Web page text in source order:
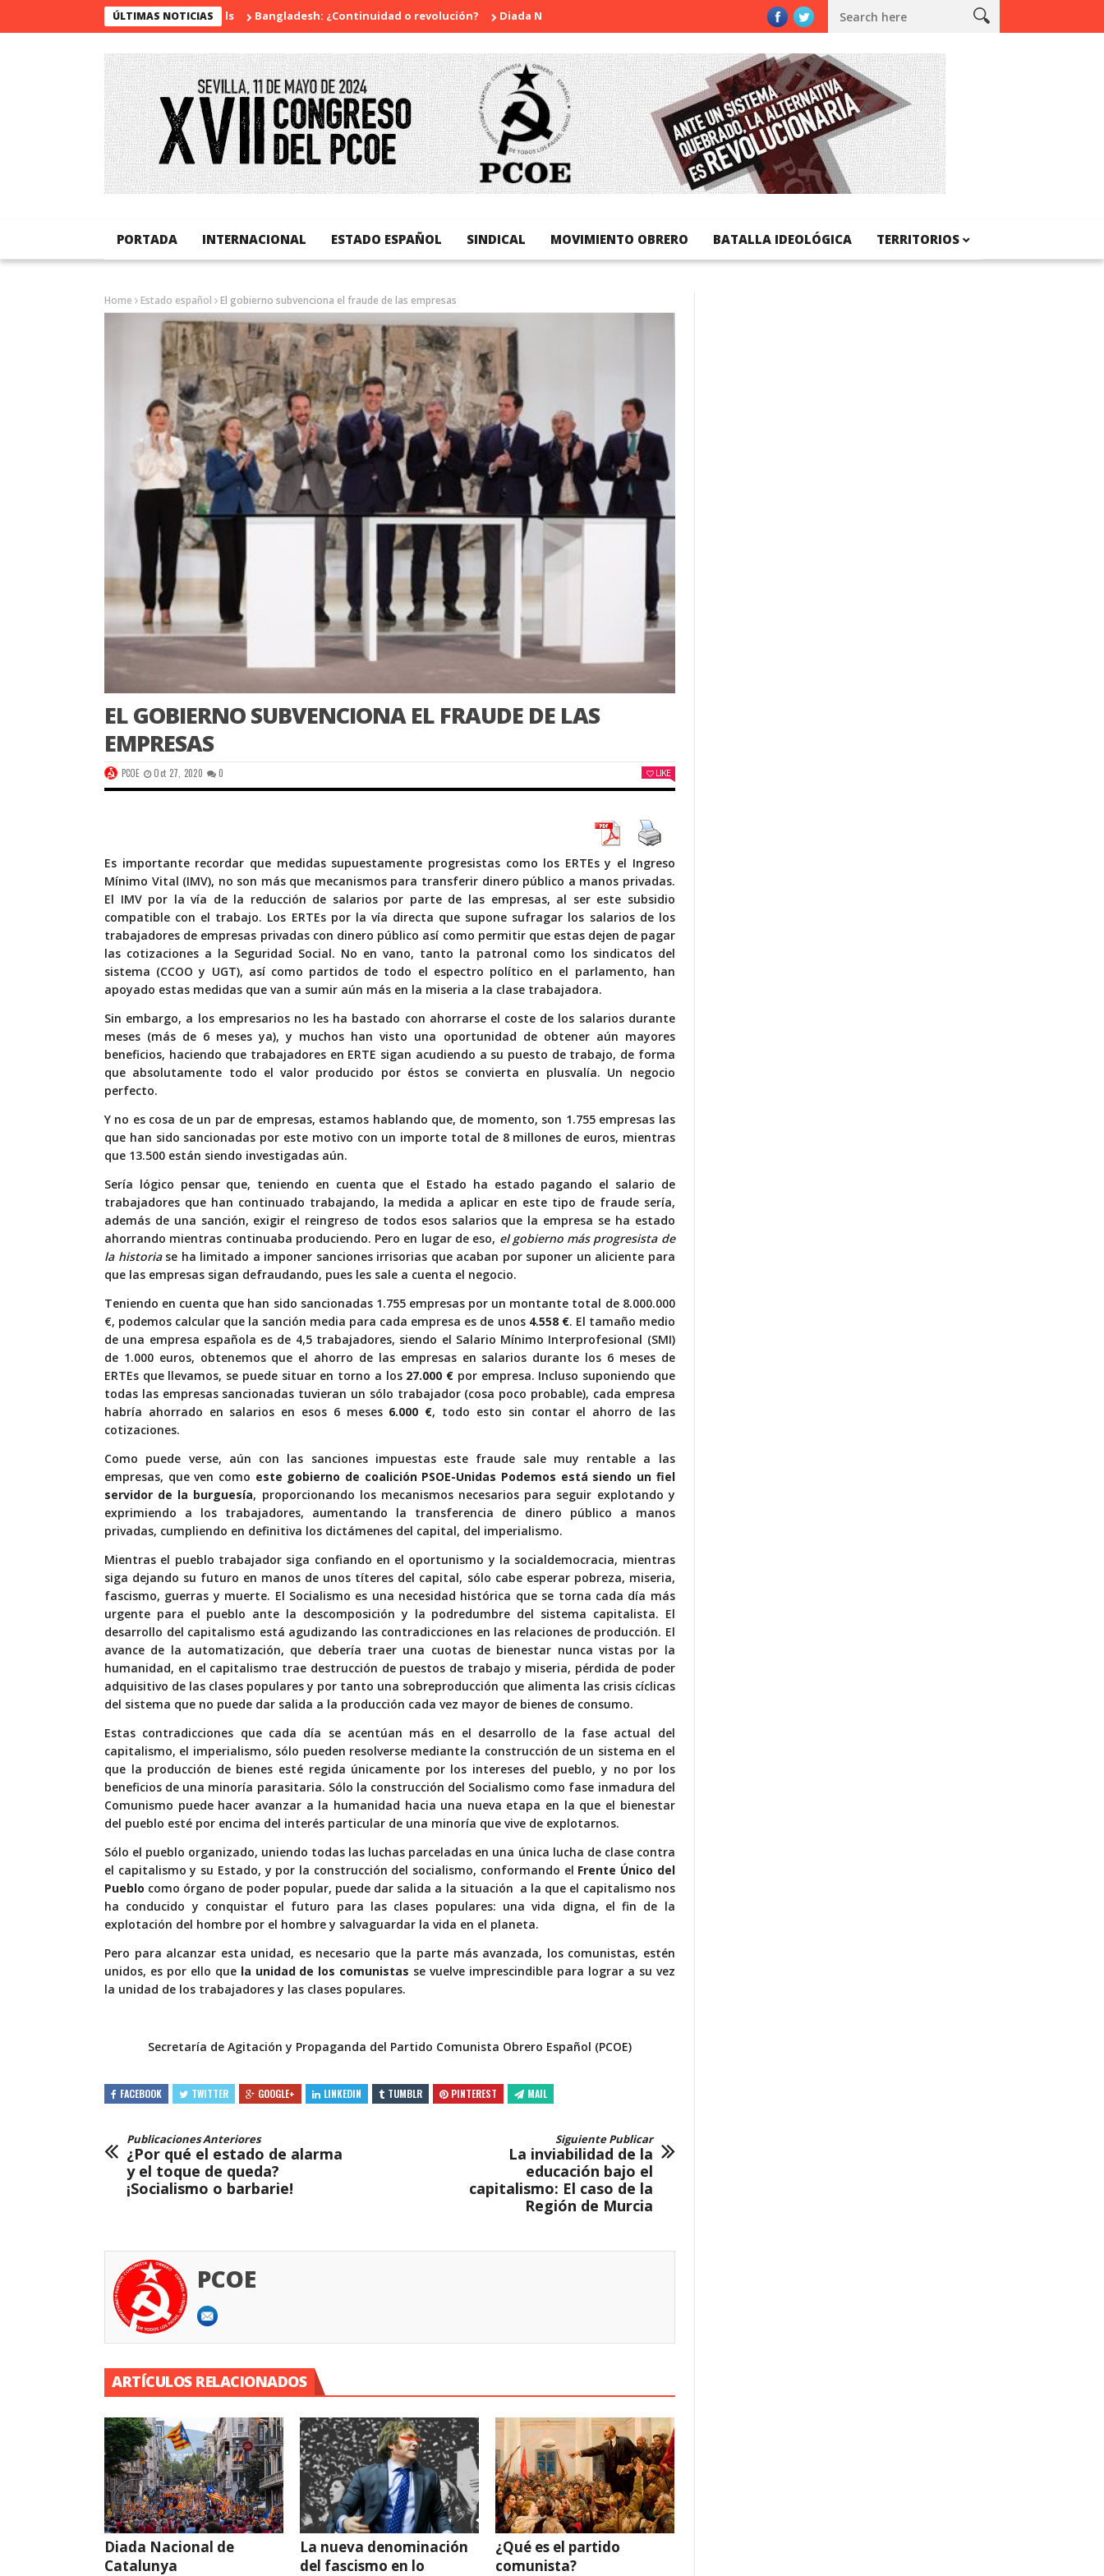
ÚLTIMAS NOTICIAS Bangladesh: ¿Continuidad o revolución? Diada Nacional de Catalunya La sorpresa de Herbert George Wells
PORTADA INTERNACIONAL ESTADO ESPAÑOL SINDICAL MOVIMIENTO OBRERO BATALLA IDEOLÓGICA TERRITORIOS
Home Estado español El gobierno subvenciona el fraude de las empresas
EL GOBIERNO SUBVENCIONA EL FRAUDE DE LAS
EMPRESAS
PCOE Oct 27, 2020 0 LIKE
Es importante recordar que medidas supuestamente progresistas como los ERTEsy el Ingreso
Mínimo Vital (IMV), no son más que mecanismos para transferir dinero público a manos privadas.
El IMV por la vía de la reducción de salarios por parte de las empresas, al ser este subsidio
compatible con el trabajo. Los ERTEs por la vía directa que supone sufragar los salarios de los
trabajadores de empresas privadas con dinero público así como permitir que estas dejen de pagar
las cotizaciones a la Seguridad Social. No en vano, tanto la patronal como los sindicatos del
sistema (CCOO y UGT), así como partidos de todo el espectro político en el parlamento, han
apoyado estas medidas que van a sumir aún más en la miseria a la clase trabajadora.
Sin embargo, a los empresarios no les ha bastado con ahorrarse el coste de los salarios durante
meses (más de 6 meses ya), y muchos han visto una oportunidad de obtener aún mayores
beneficios, haciendo que trabajadores en ERTE sigan acudiendo a su puesto de trabajo, de forma
que absolutamente todo el valor producido por éstos se convierta en plusvalía. Un negocio
perfecto.
Y no es cosa de un par de empresas, estamos hablando que, de momento, son 1.755 empresas las
que han sido sancionadas por este motivo con un importe total de 8 millones de euros, mientras
que 13.500 están siendo investigadas aún.
Sería lógico pensar que, teniendo en cuenta que el Estado ha estado pagando el salario de
trabajadores que han continuado trabajando, la medida a aplicar en este tipo de fraude sería,
además de una sanción, exigir el reingreso de todos esos salarios que la empresa se ha estado
ahorrando mientras continuaba produciendo. Pero en lugar de eso, el gobierno más progresista de
la historiase ha limitado a imponer sanciones irrisorias que acaban por suponer un aliciente para
que las empresas sigan defraudando, pues les sale a cuenta el negocio.
Teniendo en cuenta que han sido sancionadas 1.755 empresas por un montante total de 8.000.000
€, podemos calcular que la sanción media para cada empresa es de unos 4.558 €. El tamaño medio
de una empresa española es de 4,5 trabajadores, siendo el Salario Mínimo Interprofesional (SMI)
de 1.000 euros, obtenemos que el ahorro de las empresas en salarios durante los 6 meses de
ERTEs que llevamos, se puede situar en torno a los 27.000 € por empresa. Incluso suponiendo que
todas las empresas sancionadas tuvieran un sólo trabajador (cosa poco probable), cada empresa
habría ahorrado en salarios en esos 6 meses 6.000 €, todo esto sin contar el ahorro de las
cotizaciones.
Como puede verse, aún con las sanciones impuestas este fraude sale muy rentable a las
empresas, que ven como este gobierno de coalición PSOE-Unidas Podemos está siendo un fiel
servidor de la burguesía, proporcionando los mecanismos necesarios para seguir explotando y
exprimiendo a los trabajadores, aumentando la transferencia de dinero público a manos
privadas, cumpliendo en definitiva los dictámenes del capital, del imperialismo.
Mientras el pueblo trabajador siga confiando en el oportunismo y la socialdemocracia, mientras
siga dejando su futuro en manos de unos títeres del capital, sólo cabe esperar pobreza, miseria,
fascismo, guerras y muerte. El Socialismo es una necesidad histórica que se torna cada día más
urgente para el pueblo ante la descomposición y la podredumbre del sistema capitalista. El
desarrollo del capitalismo está agudizando las contradicciones en las relaciones de producción. El
avance de la automatización, que debería traer una cuotas de bienestar nunca vistas por la
humanidad, en el capitalismo trae destrucción de puestos de trabajo y miseria, pérdida de poder
adquisitivo de las clases populares y por tanto una sobreproducción que alimenta las crisis cíclicas
del sistema que no puede dar salida a la producción cada vez mayor de bienes de consumo.
Estas contradicciones que cada día se acentúan más en el desarrollo de la fase actual del
capitalismo, el imperialismo, sólo pueden resolverse mediante la construcción de un sistema en el
que la producción de bienes esté regida únicamente por los intereses del pueblo, y no por los
beneficios de una minoría parasitaria. Sólo la construcción del Socialismo como fase inmadura del
Comunismo puede hacer avanzar a la humanidad hacia una nueva etapa en la que el bienestar
del pueblo esté por encima del interés particular de una minoría que vive de explotarnos.
Sólo el pueblo organizado, uniendo todas las luchas parceladas en una única lucha de clase contra
el capitalismo y su Estado, y por la construcción del socialismo, conformando el Frente Único del
Pueblo como órgano de poder popular, puede dar salida a la situación a la que el capitalismo nos
ha conducido y conquistar el futuro para las clases populares: una vida digna, el fin de la
explotación del hombre por el hombre y salvaguardar la vida en el planeta.
Pero para alcanzar esta unidad, es necesario que la parte más avanzada, los comunistas, estén
unidos, es por ello que la unidad de los comunistas se vuelve imprescindible para lograr a su vez
la unidad de los trabajadores y las clases populares.
Secretaría de Agitación y Propaganda del Partido Comunista Obrero Español (PCOE)
FACEBOOK TWITTER GOOGLE+ LINKEDIN TUMBLR PINTEREST MAIL
Publicaciones Anteriores
¿Por qué el estado de alarma
y el toque de queda?
¡Socialismo o barbarie!
Siguiente Publicar
La inviabilidad de la
educación bajo el
capitalismo: El caso de la
Región de Murcia
PCOE
ARTÍCULOS RELACIONADOS
Diada Nacional de
Catalunya
La nueva denominación
del fascismo en lo
¿Qué es el partido
comunista?